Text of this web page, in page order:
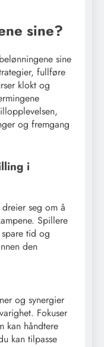
sine?
sine
fullføre
klokt og
og fremgang
i
seg om å
Spillere
tid og
den
og synergier
Fokuser
kan håndtere
kan tilpasse